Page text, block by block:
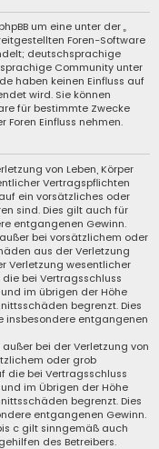
um eine unter der „
Foren-Software
deutschsprachige
Community unter
haben keinen Einfluss auf
wird. Sie können
für bestimmte Zwecke
Einfluss nehmen.
von Leben, Körper
Vertragspflichten
ein vorsätzliches oder
sind. Dies gilt auch für
entgangenen Gewinn.
bei vorsätzlichem oder
aus der Verletzung
Verletzung wesentlicher
bei Vertragsschluss
im übrigen der Höhe
begrenzt. Dies
insbesondere entgangenen
bei der Verletzung von
oder grob
die bei Vertragsschluss
im Übrigen der Höhe
begrenzt. Dies
entgangenen Gewinn.
c gilt sinngemäß auch
des Betreibers.